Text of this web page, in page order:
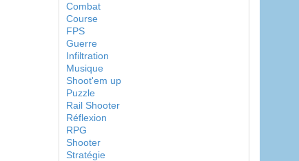
Combat
Course
FPS
Guerre
Infiltration
Musique
Shoot'em up
Puzzle
Rail Shooter
Réflexion
RPG
Shooter
Stratégie